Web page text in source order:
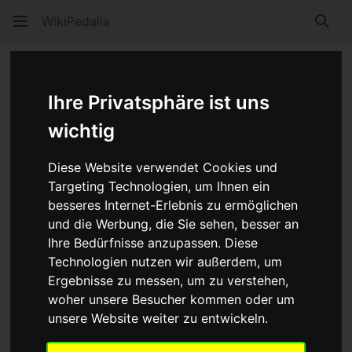
Ihre Privatsphäre ist uns
wichtig
Diese Website verwendet Cookies und
Targeting Technologien, um Ihnen ein
besseres Internet-Erlebnis zu ermöglichen
und die Werbung, die Sie sehen, besser an
Ihre Bedürfnisse anzupassen. Diese
Technologien nutzen wir außerdem, um
Ergebnisse zu messen, um zu verstehen,
woher unsere Besucher kommen oder um
unsere Website weiter zu entwickeln.
WikiPedalia